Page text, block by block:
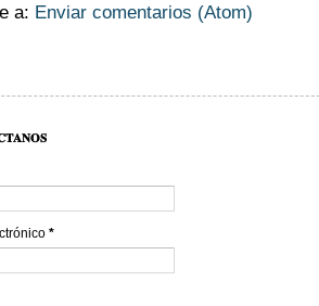
a: Enviar comentarios (Atom)
*